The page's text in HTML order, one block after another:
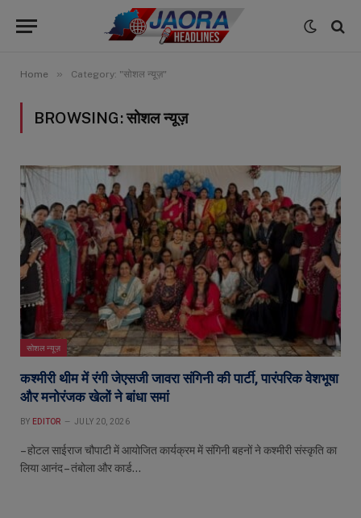
Home » Category: "सोशल न्यूज़"
BROWSING:सोशल न्यूज़
सोशल न्यूज़
कश्मीरी थीम में रंगी जेएसजी जावरा संगिनी की पार्टी, पारंपरिक वेशभूषा
और मनोरंजक खेलों ने बांधा समां
BY EDITOR JULY 20, 2026
– होटल साईराज चौपाटी में आयोजित कार्यक्रम में संगिनी बहनों ने कश्मीरी संस्कृति का
लिया आनंद – तंबोला और कार्ड…